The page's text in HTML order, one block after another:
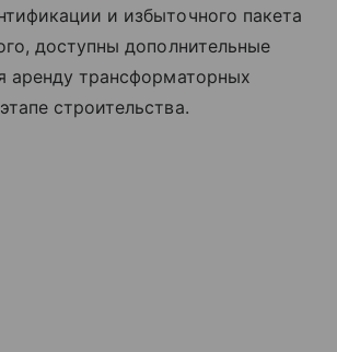
и избыточного пакета
доступны дополнительные
аренду трансформаторных
строительства.